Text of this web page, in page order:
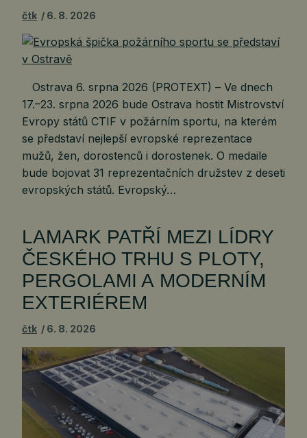
čtk 6. 8. 2026
Ostrava 6. srpna 2026 (PROTEXT) – Ve dnech
17.–23. srpna 2026 bude Ostrava hostit Mistrovství
Evropy států CTIF v požárním sportu, na kterém
se představí nejlepší evropské reprezentace
mužů, žen, dorostenců i dorostenek. O medaile
bude bojovat 31 reprezentačních družstev z deseti
evropských států. Evropský…
LAMARK PATŘÍ MEZI LÍDRY
ČESKÉHO TRHU S PLOTY,
PERGOLAMI A MODERNÍM
EXTERIÉREM
čtk 6. 8. 2026